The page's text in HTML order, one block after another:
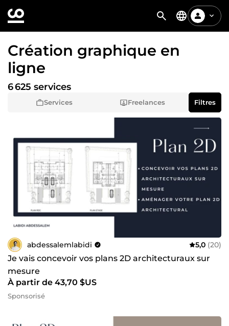
Création graphique en
ligne
Services Freelances
6 625 services
Filtres
abdessalemlabidi 5,0 (20)
Je vais concevoir vos plans 2D architecturaux sur
mesure
À partir de 43,70 $US
Sponsorisé